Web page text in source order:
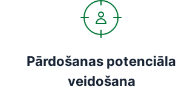
Pārdošanas potenciāla
veidošana